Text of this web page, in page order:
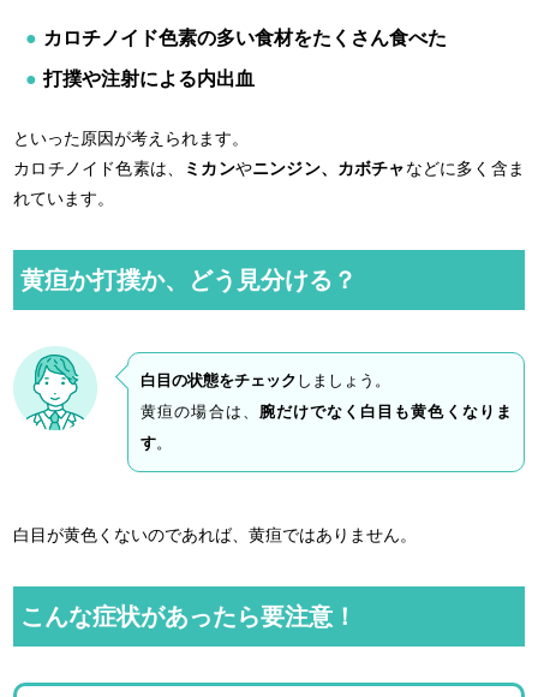
カロチノイド色素の多い食材をたくさん食べた
打撲や注射による内出血
といった原因が考えられます。
カロチノイド色素は、
ミカンやニンジン、カボチャなどに多く含ま
れています。
黄疸か打撲か、どう見分ける？
白目の状態をチェック しましょう。
黄疸の場合は、 腕だけでなく白目も黄色くなりま
す。
白目が黄色くないのであれば、黄疸ではありません。
こんな症状があったら要注意！